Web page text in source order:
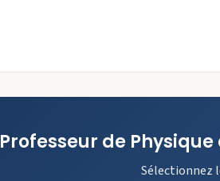
Professeur de Physique
Sélectionnez